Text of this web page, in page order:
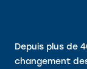
Depuis plus de
changement